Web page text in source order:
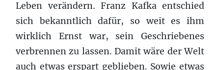
Leben verändern. Franz Kafka entschied
sich bekanntlich dafür, so weit es ihm
wirklich Ernst war, sein Geschriebenes
verbrennen zu lassen. Damit wäre der Welt
auch etwas erspart geblieben. Sowie etwas